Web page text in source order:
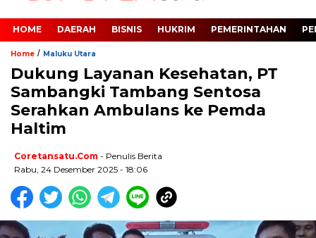
HOME DAERAH BISNIS HUKRIM PEMERINTAHAN
Home / Maluku Utara
Dukung Layanan Kesehatan, PT
Sambangki Tambang Sentosa
Serahkan Ambulans ke Pemda
Haltim
Coretansatu.com - Penulis Berita
Rabu, 24 Desember 2025 - 18:06